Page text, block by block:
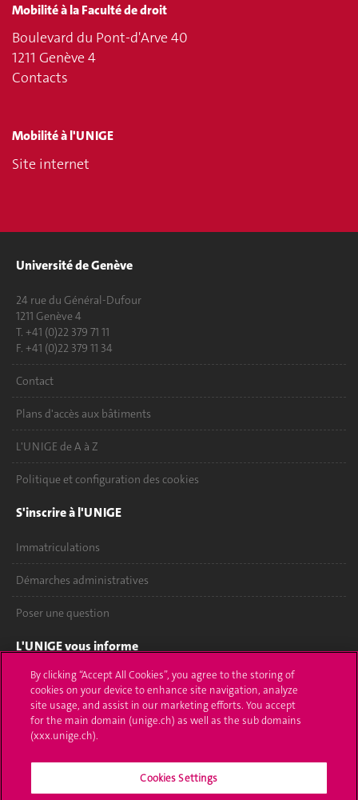
Mobilité à la Faculté de droit
Boulevard du Pont-d'Arve 40
1211 Genève 4
Contacts
Mobilité à l'UNIGE
Site internet
Université de Genève
24 rue du Général-Dufour
1211 Genève 4
T. +41 (0)22 379 71 11
F. +41 (0)22 379 11 34
Contact
Plans d'accès aux bâtiments
L'UNIGE de A à Z
Politique et configuration des cookies
S'inscrire à l'UNIGE
Immatriculations
Démarches administratives
Poser une question
L'UNIGE vous informe
UNIGE Mobile
Médias
Offres d'emploi
By clicking “Accept All Cookies”, you agree to the storing of
cookies on your device to enhance site navigation, analyze
site usage, and assist in our marketing efforts. You accept
for the main domain (unige.ch) as well as the sub domains
(xxx.unige.ch).
Cookies Settings